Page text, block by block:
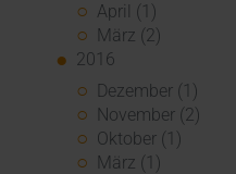
April (1)
März (2)
2016
Dezember (1)
November (2)
Oktober (1)
März (1)